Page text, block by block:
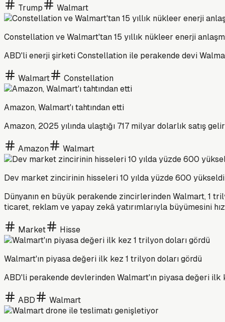
Trump Walmart
Constellation ve Walmart'tan 15 yıllık nükleer enerji
ABD'li enerji şirketi Constellation ile perakende devi
Walmart Constellation
Amazon, Walmart'ı tahtından etti
Amazon, 2025 yılında ulaştığı 717 milyar dolarlık satış
Amazon Walmart
Dev market zincirinin hisseleri 10 yılda yüzde 600 yükseldi
Dünyanın en büyük perakende zincirlerinden Walmart, 1
ticaret, reklam ve yapay zekâ yatırımlarıyla büyümesini
Market Hisse
Walmart'ın piyasa değeri ilk kez 1 trilyon doları gördü
ABD'li perakende devlerinden Walmart'ın piyasa değeri ilk
ABD Walmart